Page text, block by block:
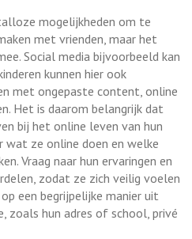
mogelijkheden om te
met vrienden, maar het
Social media bijvoorbeeld kan
kunnen hier ook
met ongepaste content, online
Het is daarom belangrijk dat
bij het online leven van hun
wat ze online doen en welke
Vraag naar hun ervaringen en
zodat ze zich veilig voelen
een begrijpelijke manier uit
zoals hun adres of school, privé